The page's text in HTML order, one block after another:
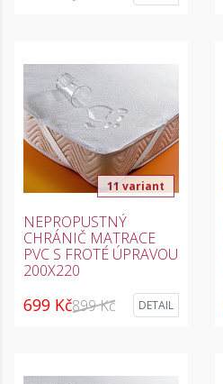
11 variant
NEPROPUSTNÝ
CHRÁNIČ MATRACE
PVC S FROTÉ ÚPRAVOU
200X220
699 Kč899 Kč DETAIL